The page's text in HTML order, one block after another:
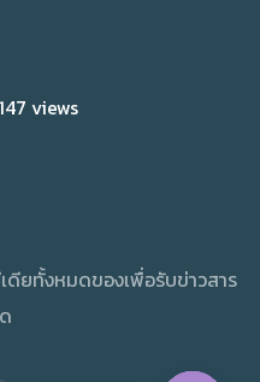
views
ยทั้งหมดของเพื่อรับข่าวสาร